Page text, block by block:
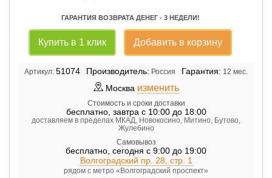
ГАРАНТИЯ ВОЗВРАТА ДЕНЕГ - 3 НЕДЕЛИ!
Купить в 1 клик Добавить в корзину
Артикул: 51074 Производитель: Россия Гарантия: 12 мес.
Москва изменить
Стоимость и сроки доставки
бесплатно, завтра с 10:00 до 18:00
доставляем в пределах МКАД, Новокосино, Митино, Бутово,
Жулебино
Самовывоз
бесплатно сегодня с 9:00 до 19:00
Волгоградский пр. 28, стр. 1
рядом с метро «Волгоградский проспект»